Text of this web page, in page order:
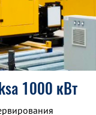
1000 кВт